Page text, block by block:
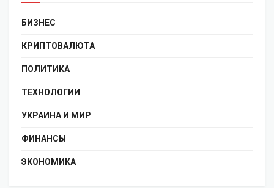
БИЗНЕС
КРИПТОВАЛЮТА
ПОЛИТИКА
ТЕХНОЛОГИИ
УКРАИНА И МИР
ФИНАНСЫ
ЭКОНОМИКА